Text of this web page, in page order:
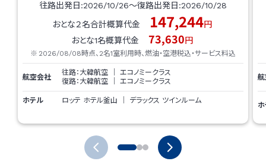
往路出発日:2026/10/26～復路出発日:2026/10/28
おとな２名合計概算代金
147,244円
おとな1名概算代金
73,630円
2026/08/08時点、2名1室利用時、燃油・空港税込・サービス料込
航空会社
往路： 大韓航空
エコノミークラス
復路： 大韓航空 エコノミークラス
ホテル ロッテ ホテル釜山 デラックス ツインルーム